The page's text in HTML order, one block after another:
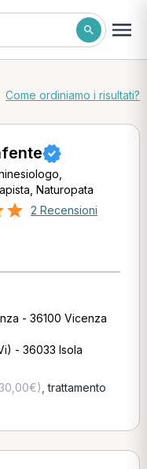
Come ordiniamo i risultati?
Naturopata
2 Recensioni
- 36100 Vicenza
- 36033 Isola
,trattamento